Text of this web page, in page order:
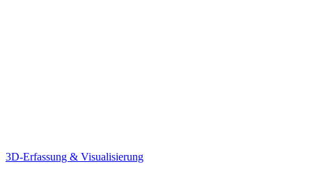
3D-Erfassung & Visualisierung